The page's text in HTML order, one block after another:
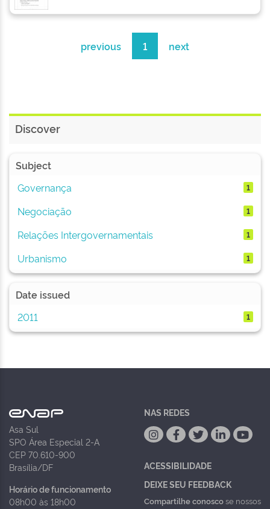
previous 1 next
Discover
Subject
Governança
1
Negociação 1
Relações Intergovernamentais 1
Urbanismo 1
Date issued
2011
1
Asa Sul
SPO Área Especial 2-A
CEP 70.610-900
Brasília/DF
Horário de funcionamento
08h00 às 18h00
NAS REDES
ACESSIBILIDADE
DEIXE SEU FEEDBACK
Compartilhe conoscose nossos